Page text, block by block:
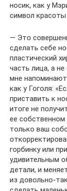
носик, как у
символ красоты
— Это
сделать себе
пластический
часть лица, а
мне
как у Гоголя:
приставить к
итоге не
ее
только ваш
горбинку или
удивительным
детали, и
из довольно-